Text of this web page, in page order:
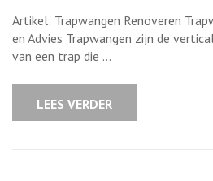
Artikel: Trapwangen Renoveren
en Advies Trapwangen zijn de
van een trap die …
LEES VERDER